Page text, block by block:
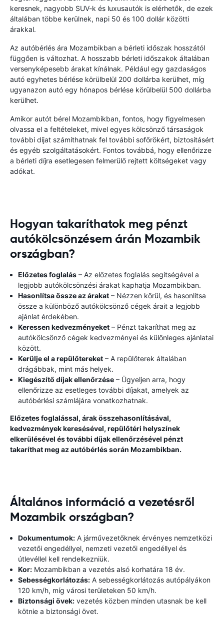
keresnek, nagyobb SUV-k és luxusautók is elérhetők, de ezek
általában többe kerülnek, napi 50 és 100 dollár közötti
árakkal.
Az autóbérlés ára Mozambikban a bérleti időszak hosszától
függően is változhat. A hosszabb bérleti időszakok általában
versenyképesebb árakat kínálnak. Például egy gazdaságos
autó egyhetes bérlése körülbelül 200 dollárba kerülhet, míg
ugyanazon autó egy hónapos bérlése körülbelül 500 dollárba
kerülhet.
Amikor autót bérel Mozambikban, fontos, hogy figyelmesen
olvassa el a feltételeket, mivel egyes kölcsönző társaságok
további díjat számíthatnak fel további sofőrökért, biztosításért
és egyéb szolgáltatásokért. Fontos továbbá, hogy ellenőrizze
a bérleti díjra esetlegesen felmerülő rejtett költségeket vagy
adókat.
Hogyan takaríthatok meg pénzt
autókölcsönzésem árán Mozambik
országban?
Előzetes foglalás – Az előzetes foglalás segítségével a
legjobb autókölcsönzési árakat kaphatja Mozambikban.
Hasonlítsa össze az árakat – Nézzen körül, és hasonlítsa
össze a különböző autókölcsönző cégek árait a legjobb
ajánlat érdekében.
Keressen kedvezményeket – Pénzt takaríthat meg az
autókölcsönző cégek kedvezményei és különleges ajánlatai
között.
Kerülje el a repülőtereket – A repülőterek általában
drágábbak, mint más helyek.
Kiegészítő díjak ellenőrzése – Ügyeljen arra, hogy
ellenőrizze az esetleges további díjakat, amelyek az
autóbérlési számlájára vonatkozhatnak.
Előzetes foglalással, árak összehasonlításával,
kedvezmények keresésével, repülőtéri helyszínek
elkerülésével és további díjak ellenőrzésével pénzt
takaríthat meg az autóbérlés során Mozambikban.
Általános információ a vezetésről
Mozambik országban?
Dokumentumok: A járművezetőknek érvényes nemzetközi
vezetői engedéllyel, nemzeti vezetői engedéllyel és
útlevéllel kell rendelkezniük.
Kor: Mozambikban a vezetés alsó korhatára 18 év.
Sebességkorlátozás: A sebességkorlátozás autópályákon
120 km/h, míg városi területeken 50 km/h.
Biztonsági övek: vezetés közben minden utasnak be kell
kötnie a biztonsági övet.